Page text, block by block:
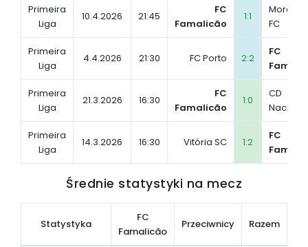
Primeira
Liga
10.4.2026 21:45
FC
Famalicão
1:1
FC
Primeira
Liga
4.4.2026 21:30 FC Porto 2:2
FC
Primeira
Liga
21.3.2026 16:30
FC
Famalicão
1:0
CD
Nacional
Primeira
Liga
14.3.2026 16:30 Vitória SC 1:2
FC
Średnie statystyki na mecz
Statystyka
FC
Famalicão
Przeciwnicy Razem